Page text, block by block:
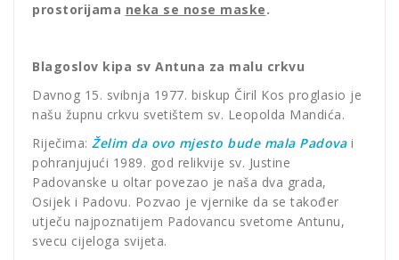
prostorijama neka se nose maske.
Blagoslov kipa sv Antuna za malu crkvu
Davnog 15. svibnja 1977. biskup Čiril Kos proglasio je
našu župnu crkvu svetištem sv. Leopolda Mandića.
Riječima: Želim da ovo mjesto bude mala Padovai
pohranjujući 1989. god relikvije sv. Justine
Padovanske u oltar povezao je naša dva grada,
Osijek i Padovu. Pozvao je vjernike da se također
utječu najpoznatijem Padovancu svetome Antunu,
svecu cijeloga svijeta.